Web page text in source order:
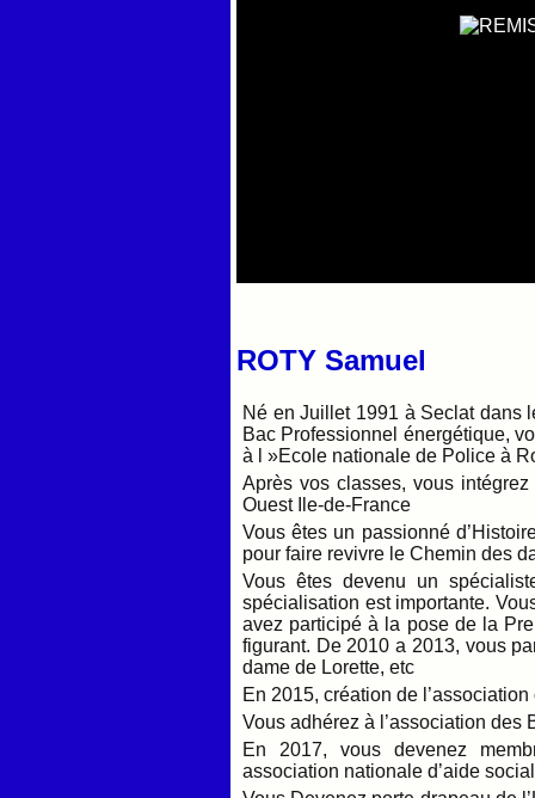
ROTY Samuel
Né en Juillet 1991 à Seclat dans
Bac Professionnel énergétique,
à l »Ecole nationale de Police à
Après vos classes, vous
Ouest Ile-de-France
Vous êtes un passionné
pour faire revivre le Chemin des
Vous êtes devenu un
spécialisation est importante.
avez participé à la pose de la
figurant. De 2010 a 2013, vous
dame de Lorette, etc
En 2015, création de
Vous adhérez à l’association des
En 2017, vous devenez
association nationale d’aide